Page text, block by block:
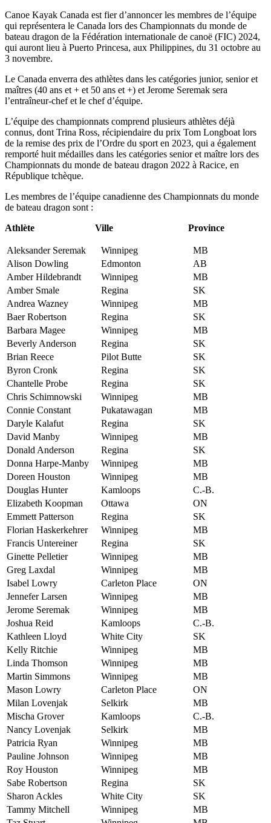
Canoe Kayak Canada est fier d’annoncer les membres de l’équipe
qui représentera le Canada lors des Championnats du monde de
bateau dragon de la Fédération internationale de canoë (FIC) 2024,
qui auront lieu à Puerto Princesa, aux Philippines, du 31 octobre au
3 novembre.
Le Canada enverra des athlètes dans les catégories junior, senior et
maîtres (40 ans et + et 50 ans et +) et Jerome Seremak sera
l’entraîneur-chef et le chef d’équipe.
L’équipe des championnats comprend plusieurs athlètes déjà
connus, dont Trina Ross, récipiendaire du prix Tom Longboat lors
de la remise des prix de l’Ordre du sport en 2023, qui a également
remporté huit médailles dans les catégories senior et maître lors des
Championnats du monde de bateau dragon 2022 à Racice, en
République tchèque.
Les membres de l’équipe canadienne des Championnats du monde
de bateau dragon sont :
Athlète
Ville Province
Aleksander Seremak Winnipeg
MB
Alison Dowling
Edmonton
AB
Amber Hildebrandt
Winnipeg
MB
Amber Smale
Regina
SK
Andrea Wazney
Winnipeg
MB
Baer Robertson
Regina
SK
Barbara Magee
Winnipeg
MB
Beverly Anderson
Regina
SK
Brian Reece
Pilot Butte
SK
Byron Cronk
Regina
SK
Chantelle Probe
Regina
SK
Chris Schimnowski
Winnipeg
MB
Connie Constant
Pukatawagan
MB
Daryle Kalafut
Regina
SK
David Manby
Winnipeg
MB
Donald Anderson
Regina
SK
Donna Harpe-Manby
Winnipeg
MB
Doreen Houston
Winnipeg
MB
Douglas Hunter
Kamloops
C.-B.
Elizabeth Koopman
Ottawa
ON
Emmett Patterson
Regina
SK
Florian Haskerkehrer
Winnipeg
MB
Francis Untereiner
Regina
SK
Ginette Pelletier
Winnipeg
MB
Greg Laxdal
Winnipeg
MB
Isabel Lowry
Carleton Place
ON
Jennefer Larsen
Winnipeg
MB
Jerome Seremak
Winnipeg
MB
Joshua Reid
Kamloops
C.-B.
Kathleen Lloyd
White City
SK
Kelly Ritchie
Winnipeg
MB
Linda Thomson
Winnipeg
MB
Martin Simmons
Winnipeg
MB
Mason Lowry
Carleton Place
ON
Milan Lovenjak
Selkirk
MB
Mischa Grover
Kamloops
C.-B.
Nancy Lovenjak
Selkirk
MB
Patricia Ryan
Winnipeg
MB
Pauline Johnson
Winnipeg
MB
Roy Houston
Winnipeg
MB
Sabe Robertson
Regina
SK
Sharon Ackles
White City
SK
Tammy Mitchell
Winnipeg
MB